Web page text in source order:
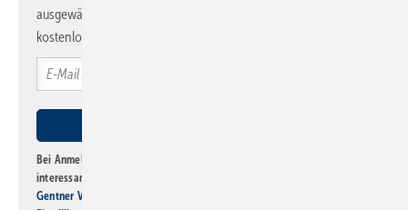
ausgewählte Informationen und Neuigkeiten, gebündelt und
kostenlos direkt ins Postfach.
Bei Anmeldung zu diesem Newsletter bin ich damit einverstanden, über
interessante Verlags- und Online-Angebote
Gentner Verlag GmbH & Co. KG